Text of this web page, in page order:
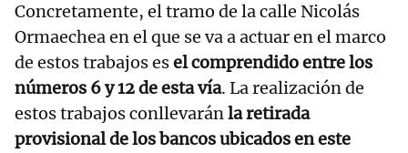
Concretamente, el tramo de la calle Nicolás
Ormaechea en el que se va a actuar en el marco
de estos trabajos esel comprendido entre los
números 6 y 12 de esta vía. La realización de
estos trabajos conllevaránla retirada
provisional de los bancos ubicados en este